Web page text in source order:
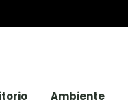
Ambiente